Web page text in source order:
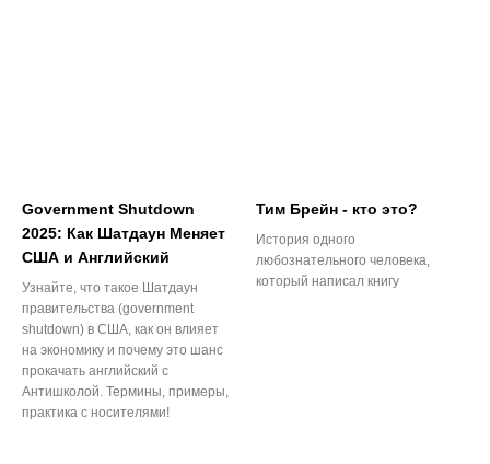
Government Shutdown
2025: Как Шатдаун Меняет
США и Английский
Узнайте, что такое Шатдаун
правительства (government
shutdown) в США, как он влияет
на экономику и почему это шанс
прокачать английский с
Антишколой. Термины, примеры,
практика с носителями!
Тим Брейн - кто это?
История одного
любознательного человека,
который написал книгу